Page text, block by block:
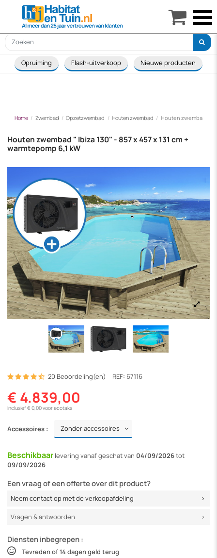
Opruiming Flash-uitverkoop Nieuwe producten
Home Zwembad Opzetzwembad Houten zwembad Houten zwembad "
Houten zwembad " Ibiza 130" - 857 x 457 x 131 cm +
warmtepomp 6,1 kW
20 Beoordeling(en) REF: 67116
€ 4.839,00
Inclusief € 0,00 voor ecotaks
Accessoires :
Beschikbaar levering vanafgeschat van 04/09/2026tot
09/09/2026
Een vraag of een offerte over dit product?
Neem contact op met de verkoopafdeling
Vragen & antwoorden
Diensten inbegrepen :
Tevreden of 14 dagen geld terug
